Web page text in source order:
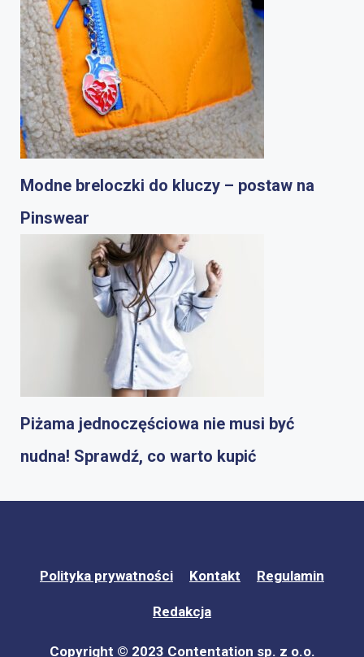
Modne breloczki do kluczy – postaw na
Pinswear
Piżama jednoczęściowa nie musi być
nudna! Sprawdź, co warto kupić
Polityka prywatności Kontakt Regulamin
Redakcja
Copyright © 2023 Contentation sp. z o.o.